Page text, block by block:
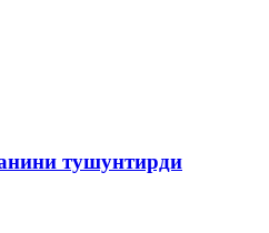
тушунтирди